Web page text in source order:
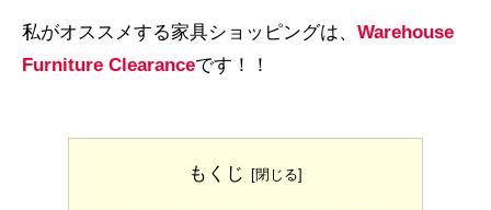
私がオススメする家具ショッピングは、 Warehouse
Furniture Clearanceです！！
もくじ